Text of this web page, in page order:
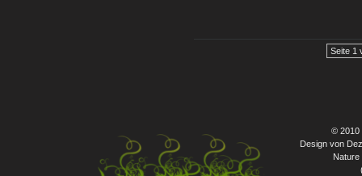
Seite 1
© 2010
Design von
Nature